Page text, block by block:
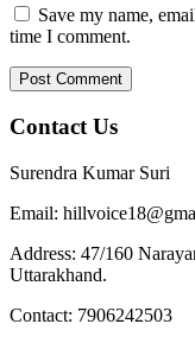
Save my name,
time I comment.
Contact Us
Surendra Kumar Suri
Email:
Address: 47/160
Uttarakhand.
Contact: 7906242503